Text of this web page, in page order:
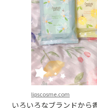
lipscosme.com
いろいろなブランドから